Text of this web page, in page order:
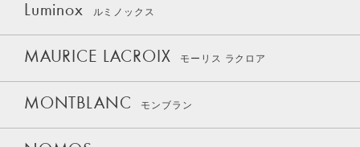
Luminox ルミノックス
MAURICE LACROIX モーリス ラクロア
MONTBLANC モンブラン